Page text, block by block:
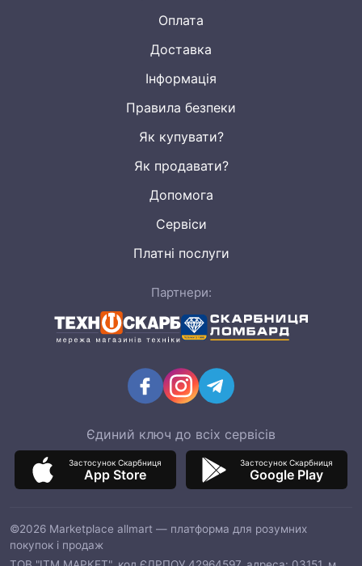
Оплата
Доставка
Інформація
Правила безпеки
Як купувати?
Як продавати?
Допомога
Сервіси
Платні послуги
Партнери:
Єдиний ключ до всіх сервісів
Застосунок Скарбниця
App Store
Застосунок Скарбниця
Google Play
©2026 Marketplace allmart — платформа для розумних
покупок і продаж